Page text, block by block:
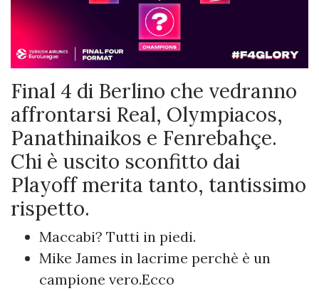
Final 4 di Berlino che vedranno
affrontarsi Real, Olympiacos,
Panathinaikos e Fenrebahçe.
Chi è uscito sconfitto dai
Playoff merita tanto, tantissimo
rispetto.
Maccabi? Tutti in piedi.
Mike James in lacrime perchè è un
campione vero.Ecco